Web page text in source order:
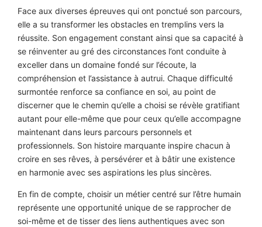
Face aux diverses épreuves qui ont ponctué son parcours,
elle a su transformer les obstacles en tremplins vers la
réussite. Son engagement constant ainsi que sa capacité à
se réinventer au gré des circonstances l’ont conduite à
exceller dans un domaine fondé sur l’écoute, la
compréhension et l’assistance à autrui. Chaque difficulté
surmontée renforce sa confiance en soi, au point de
discerner que le chemin qu’elle a choisi se révèle gratifiant
autant pour elle-même que pour ceux qu’elle accompagne
maintenant dans leurs parcours personnels et
professionnels. Son histoire marquante inspire chacun à
croire en ses rêves, à persévérer et à bâtir une existence
en harmonie avec ses aspirations les plus sincères.
En fin de compte, choisir un métier centré sur l’être humain
représente une opportunité unique de se rapprocher de
soi-même et de tisser des liens authentiques avec son